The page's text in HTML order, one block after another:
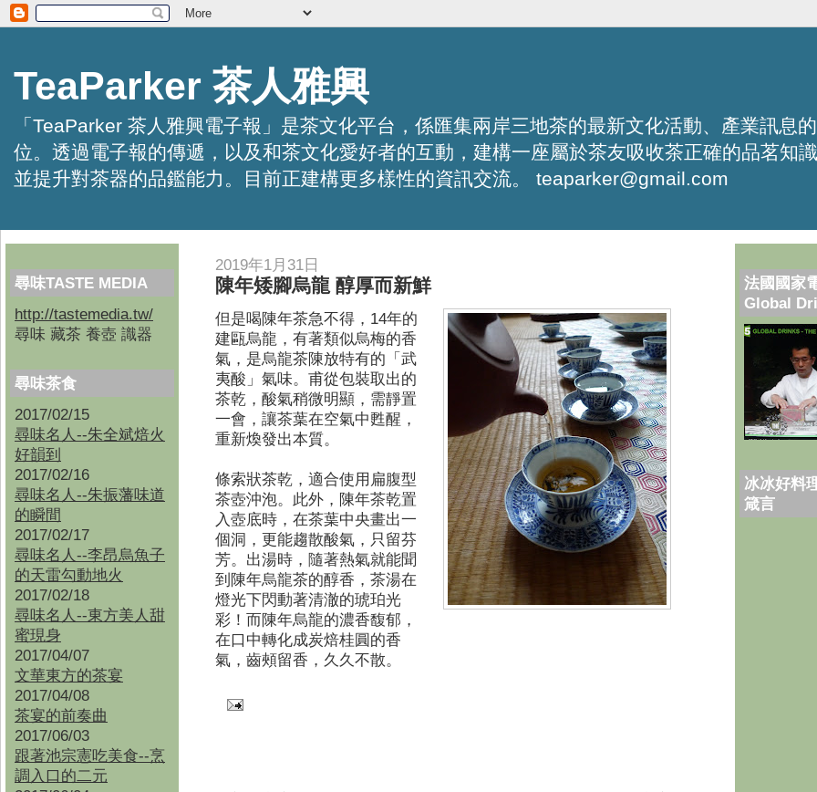
TeaParker 茶人雅興
「TeaParker 茶人雅興電子報」是茶文化平台，係匯集兩岸三地茶的最新文化活動、產業訊息
位。透過電子報的傳遞，以及和茶文化愛好者的互動，建構一座屬於茶友吸收茶正確的品茗知
並提升對茶器的品鑑能力。目前正建構更多樣性的資訊交流。 teaparker@gmail.com
尋味TASTE MEDIA
http://tastemedia.tw/
尋味 藏茶 養壺 識器
尋味茶食
2017/02/15
尋味名人--朱全斌焙火
好韻到
2017/02/16
尋味名人--朱振藩味道
的瞬間
2017/02/17
尋味名人--李昂烏魚子
的天雷勾動地火
2017/02/18
尋味名人--東方美人甜
蜜現身
2017/04/07
文華東方的茶宴
2017/04/08
茶宴的前奏曲
2017/06/03
跟著池宗憲吃美食--烹
調入口的二元
2019年1月31日
陳年矮腳烏龍 醇厚而新鮮
但是喝陳年茶急不得，14年的
建甌烏龍，有著類似烏梅的香
氣，是烏龍茶陳放特有的「武
夷酸」氣味。甫從包裝取出的
茶乾，酸氣稍微明顯，需靜置
一會，讓茶葉在空氣中甦醒，
重新煥發出本質。
條索狀茶乾，適合使用扁腹型
茶壺沖泡。此外，陳年茶乾置
入壺底時，在茶葉中央畫出一
個洞，更能趨散酸氣，只留芬
芳。出湯時，隨著熱氣就能聞
到陳年烏龍茶的醇香，茶湯在
燈光下閃動著清澈的琥珀光
彩！而陳年烏龍的濃香馥郁，
在口中轉化成炭焙桂圓的香
氣，齒頰留香，久久不散。
法國國家
Global
冰冰好料
箴言